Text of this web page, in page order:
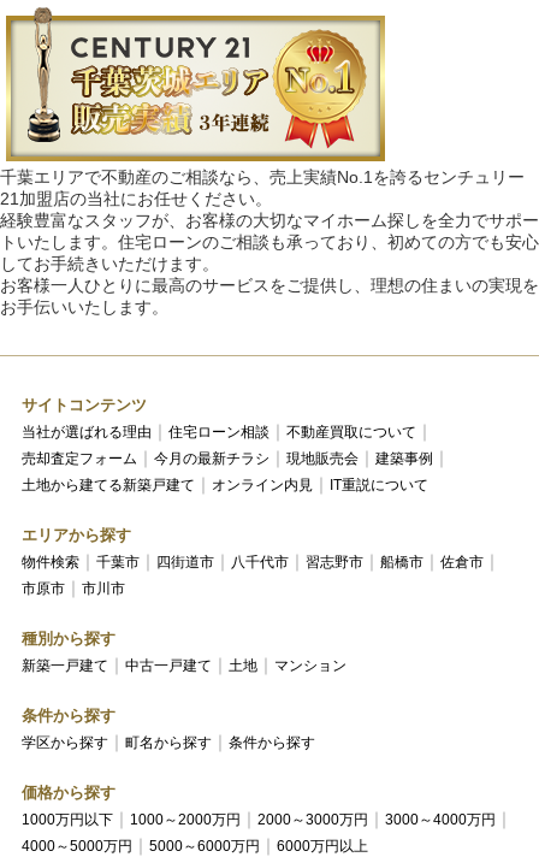
千葉エリアで不動産のご相談なら、売上実績No.1を誇るセンチュリー
21加盟店の当社にお任せください。
経験豊富なスタッフが、お客様の大切なマイホーム探しを全力でサポー
トいたします。住宅ローンのご相談も承っており、初めての方でも安心
してお手続きいただけます。
お客様一人ひとりに最高のサービスをご提供し、理想の住まいの実現を
お手伝いいたします。
サイトコンテンツ
当社が選ばれる理由 住宅ローン相談
不動産買取について
売却査定フォーム
今月の最新チラシ 現地販売会
建築事例
土地から建てる新築戸建て
オンライン内見 IT重説について
エリアから探す
物件検索 千葉市 四街道市 八千代市 習志野市 船橋市
佐倉市
市原市
市川市
種別から探す
新築一戸建て 中古一戸建て 土地 マンション
条件から探す
学区から探す 町名から探す 条件から探す
価格から探す
1000万円以下 1000～2000万円 2000～3000万円
3000～4000万円
4000～5000万円
5000～6000万円 6000万円以上